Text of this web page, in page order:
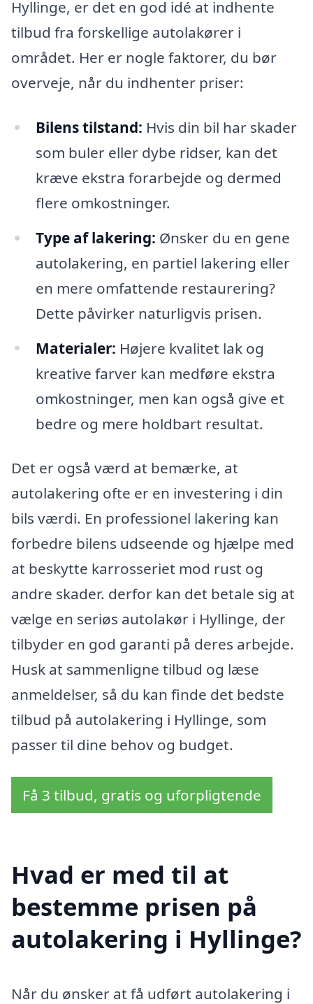
Hyllinge, er det en god idé at indhente
tilbud fra forskellige autolakører i
området. Her er nogle faktorer, du bør
overveje, når du indhenter priser:
Bilens tilstand: Hvis din bil har skader
som buler eller dybe ridser, kan det
kræve ekstra forarbejde og dermed
flere omkostninger.
Type af lakering: Ønsker du en gene
autolakering, en partiel lakering eller
en mere omfattende restaurering?
Dette påvirker naturligvis prisen.
Materialer: Højere kvalitet lak og
kreative farver kan medføre ekstra
omkostninger, men kan også give et
bedre og mere holdbart resultat.
Det er også værd at bemærke, at
autolakering ofte er en investering i din
bils værdi. En professionel lakering kan
forbedre bilens udseende og hjælpe med
at beskytte karrosseriet mod rust og
andre skader. derfor kan det betale sig at
vælge en seriøs autolakør i Hyllinge, der
tilbyder en god garanti på deres arbejde.
Husk at sammenligne tilbud og læse
anmeldelser, så du kan finde det bedste
tilbud på autolakering i Hyllinge, som
passer til dine behov og budget.
Få 3 tilbud, gratis og uforpligtende
Hvad er med til at
bestemme prisen på
autolakering i Hyllinge?
Når du ønsker at få udført autolakering i